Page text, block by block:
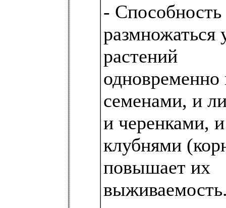
- Способность
размножаться
растений
одновременно
семенами, и
и черенками, и
клубнями
повышает их